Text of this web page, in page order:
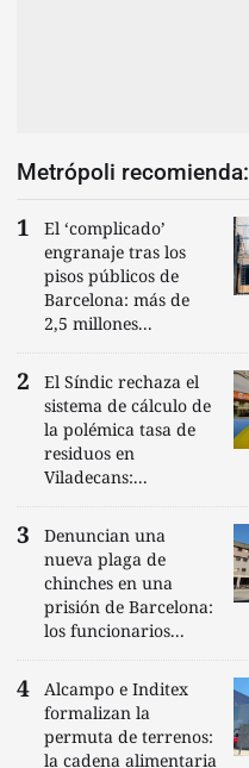
Metrópoli recomienda:
El ‘complicado’
engranaje tras los
pisos públicos de
Barcelona: más de
2,5 millones...
El Síndic rechaza el
sistema de cálculo de
la polémica tasa de
residuos en
Viladecans:...
Denuncian una
nueva plaga de
chinches en una
prisión de Barcelona:
los funcionarios...
Alcampo e Inditex
formalizan la
permuta de terrenos:
la cadena alimentaria